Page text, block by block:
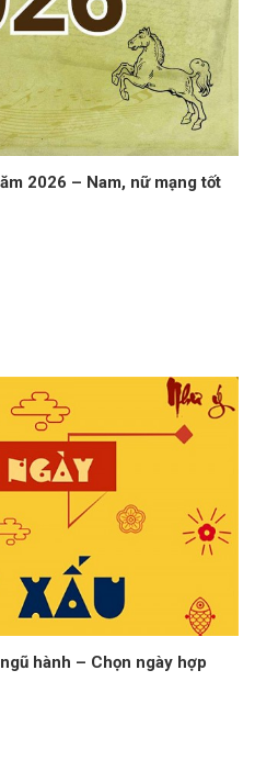
2026 – Nam, nữ mạng tốt
hành – Chọn ngày hợp